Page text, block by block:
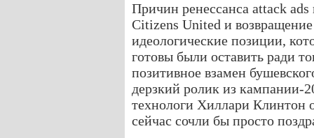
Причин ренессанса attack
Citizens United и
идеологические позиции,
готовы были оставить ради
позитивное взамен
дерзкий ролик из кампании-
технологи Хиллари Клинтон
сейчас сочли бы просто